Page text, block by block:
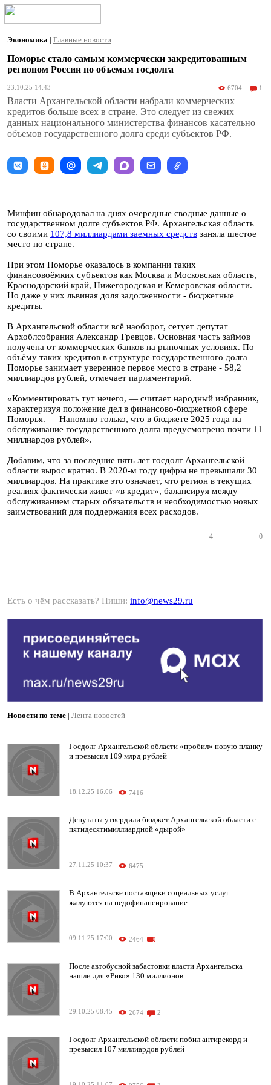
Экономика | Главные новости
Поморье стало самым коммерчески закредитованным
регионом России по объемам госдолга
23.10.25 14:43 6704 1
Власти Архангельской области набрали коммерческих
кредитов больше всех в стране. Это следует из свежих
данных национального министерства финансов касательно
объемов государственного долга среди субъектов РФ.
Минфин обнародовал на днях очередные сводные данные о
государственном долге субъектов РФ. Архангельская область
со своими 107,8 миллиардами заемных средств заняла шестое
место по стране.
При этом Поморье оказалось в компании таких
финансовоёмких субъектов как Москва и Московская область,
Краснодарский край, Нижегородская и Кемеровская области.
Но даже у них львиная доля задолженности - бюджетные
кредиты.
В Архангельской области всё наоборот, сетует депутат
Архоблсобрания Александр Гревцов. Основная часть займов
получена от коммерческих банков на рыночных условиях. По
объёму таких кредитов в структуре государственного долга
Поморье занимает уверенное первое место в стране - 58,2
миллиардов рублей, отмечает парламентарий.
«Комментировать тут нечего, — считает народный избранник,
характеризуя положение дел в финансово-бюджетной сфере
Поморья. — Напомню только, что в бюджете 2025 года на
обслуживание государственного долга предусмотрено почти 11
миллиардов рублей».
Добавим, что за последние пять лет госдолг Архангельской
области вырос кратно. В 2020-м году цифры не превышали 30
миллиардов. На практике это означает, что регион в текущих
реалиях фактически живет «в кредит», балансируя между
обслуживанием старых обязательств и необходимостью новых
заимствований для поддержания всех расходов.
4 0
Есть о чём рассказать? Пиши: info@news29.ru
Новости по теме | Лента новостей
Госдолг Архангельской области «пробил» новую планку
и превысил 109 млрд рублей
18.12.25 16:06 7416
Депутаты утвердили бюджет Архангельской области с
пятидесятимиллиардной «дырой»
27.11.25 10:37 6475
В Архангельске поставщики социальных услуг
жалуются на недофинансирование
09.11.25 17:00 2464
После автобусной забастовки власти Архангельска
нашли для «Рико» 130 миллионов
29.10.25 08:45 2674 2
Госдолг Архангельской области побил антирекорд и
превысил 107 миллиардов рублей